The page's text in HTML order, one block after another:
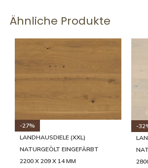
Ähnliche Produkte
LANDHAUSDIELE (XXXL)
NATURGEÖLT EINGEFÄRBT
2800 × 260 × 11 MM
35 LEBHAFT
-